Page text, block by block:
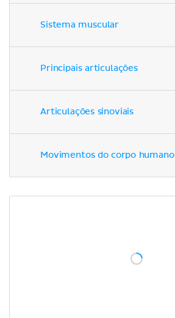
Sistema muscular
Principais articulações
Articulações sinoviais
Movimentos do corpo humano